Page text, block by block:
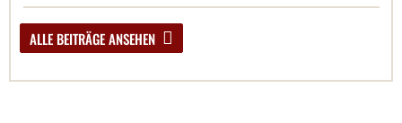
ALLE BEITRÄGE ANSEHEN